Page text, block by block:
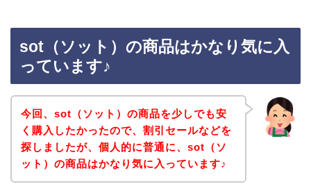
sot（ソット）の商品はかなり気に入
っています♪
今回、sot（ソット）の商品を少しでも安
く購入したかったので、割引セールなどを
探しましたが、個人的に普通に、sot（ソ
ット）の商品はかなり気に入っています♪